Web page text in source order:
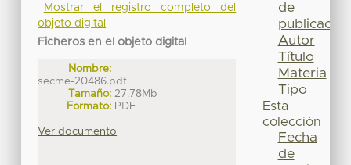
Mostrar el registro completo del
objeto digital
Ficheros en el objeto digital
Nombre:
secme-20486.pdf
Tamaño: 27.78Mb
Formato: PDF
Ver documento
de
publicación
Autor
Título
Materia
Tipo
Esta
colección
Fecha
de